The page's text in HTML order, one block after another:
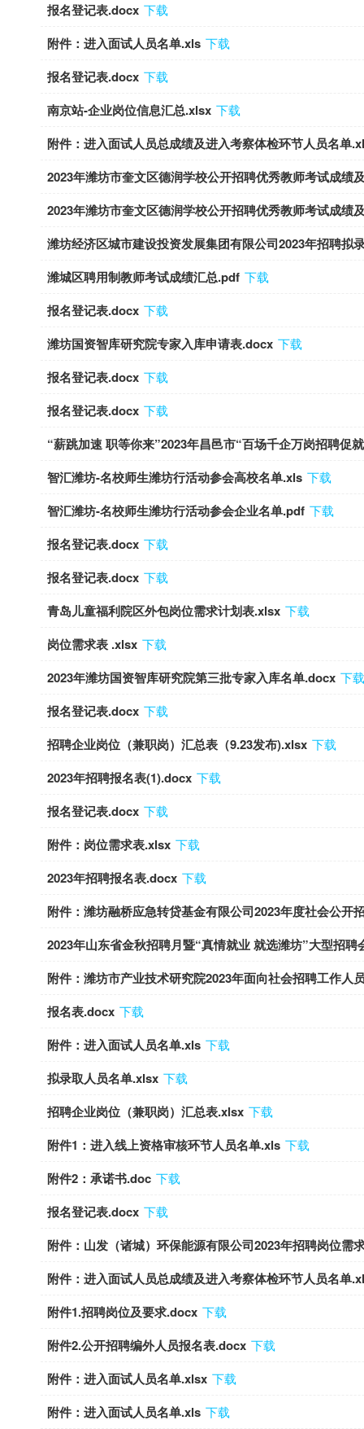
报名登记表.docx 下载
附件：进入面试人员名单.xls 下载
报名登记表.docx 下载
南京站-企业岗位信息汇总.xlsx 下载
附件：进入面试人员总成绩及进入考察体检环节人员名单
2023年潍坊市奎文区德润学校公开招聘优秀教师考试成绩
2023年潍坊市奎文区德润学校公开招聘优秀教师考试成绩
潍坊经济区城市建设投资发展集团有限公司2023年招聘拟
潍城区聘用制教师考试成绩汇总.pdf 下载
报名登记表.docx 下载
潍坊国资智库研究院专家入库申请表.docx 下载
报名登记表.docx 下载
报名登记表.docx 下载
“薪跳加速 职等你来”2023年昌邑市“百场千企万岗招聘促
智汇潍坊-名校师生潍坊行活动参会高校名单.xls 下载
智汇潍坊-名校师生潍坊行活动参会企业名单.pdf 下载
报名登记表.docx 下载
报名登记表.docx 下载
青岛儿童福利院区外包岗位需求计划表.xlsx 下载
岗位需求表 .xlsx 下载
2023年潍坊国资智库研究院第三批专家入库名单.docx 下载
报名登记表.docx 下载
招聘企业岗位（兼职岗）汇总表（9.23发布).xlsx 下载
2023年招聘报名表(1).docx 下载
报名登记表.docx 下载
附件：岗位需求表.xlsx 下载
2023年招聘报名表.docx 下载
附件：潍坊融桥应急转贷基金有限公司2023年度社会公开
2023年山东省金秋招聘月暨“真情就业 就选潍坊”大型招
附件：潍坊市产业技术研究院2023年面向社会招聘工作人
报名表.docx 下载
附件：进入面试人员名单.xls 下载
拟录取人员名单.xlsx 下载
招聘企业岗位（兼职岗）汇总表.xlsx 下载
附件1：进入线上资格审核环节人员名单.xls 下载
附件2：承诺书.doc 下载
报名登记表.docx 下载
附件：山发（诸城）环保能源有限公司2023年招聘岗位需
附件：进入面试人员总成绩及进入考察体检环节人员名单
附件1.招聘岗位及要求.docx 下载
附件2.公开招聘编外人员报名表.docx 下载
附件：进入面试人员名单.xlsx 下载
附件：进入面试人员名单.xls 下载